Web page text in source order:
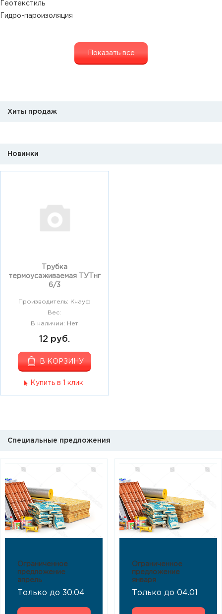
Геотекстиль
Гидро-пароизоляция
Показать все
Хиты продаж
Новинки
Трубка
термоусаживаемая ТУТнг
6/3
Производитель: Кнауф
Вес:
В наличии: Нет
12 руб.
В КОРЗИНУ
Купить в 1 клик
Специальные предложения
Ограниченное
предложение
апрель
Только до 30.04
Ограниченное
предложение
января
Только до 04.01